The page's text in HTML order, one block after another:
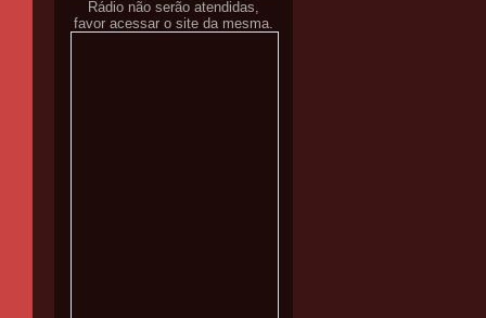
Rádio não serão atendidas,
favor acessar o site da mesma.